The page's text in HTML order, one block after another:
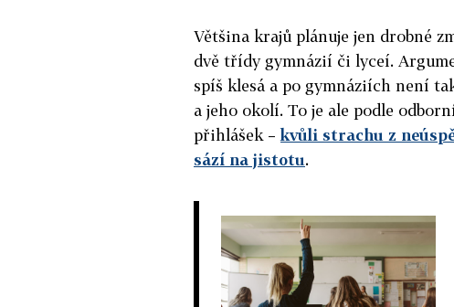
Většina krajů plánuje jen drobné
dvě třídy gymnázií či lyceí.
spíš klesá a po gymnáziích není
a jeho okolí. To je ale podle
přihlášek –kvůli strachu z
sází na jistotu.